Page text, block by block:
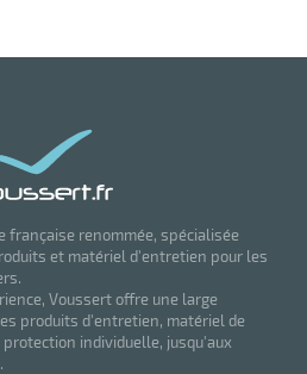
française renommée, spécialisée
et matériel d'entretien pour les
Voussert offre une large
produits d'entretien, matériel de
individuelle, jusqu'aux